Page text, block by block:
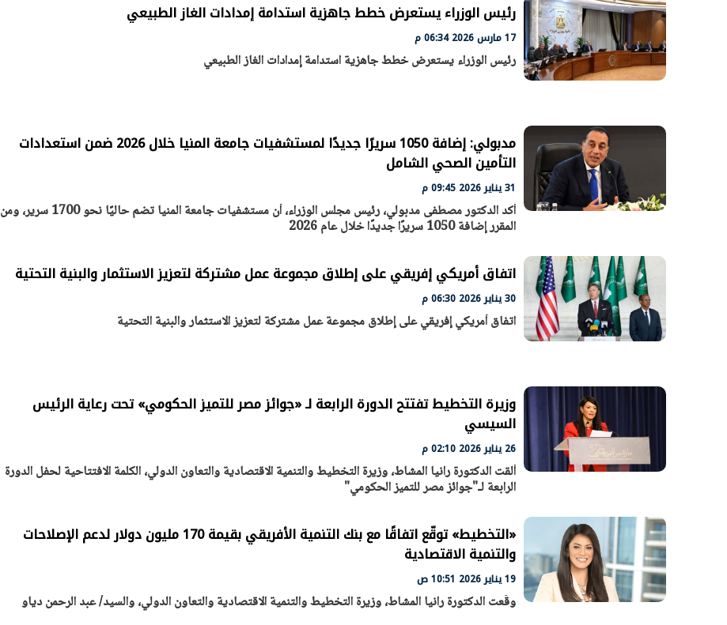
رئيس الوزراء يستعرض خطط جاهزية استدامة إمدادات الغاز الطبيعي
17 مارس 2026 06:34 م
رئيس الوزراء يستعرض خطط جاهزية استدامة إمدادات الغاز الطبيعي
مدبولي: إضافة 1050 سريرًا جديدًا لمستشفيات جامعة المنيا خلال 2026 ضمن استعدادات
التأمين الصحي الشامل
31 يناير 2026 09:45 م
أكد الدكتور مصطفى مدبولي، رئيس مجلس الوزراء، أن مستشفيات جامعة المنيا تضم حاليًا نحو 1700 سرير، ومن
المقرر إضافة 1050 سريرًا جديدًا خلال عام 2026
اتفاق أمريكي إفريقي على إطلاق مجموعة عمل مشتركة لتعزيز الاستثمار والبنية التحتية
30 يناير 2026 06:30 م
اتفاق أمريكي إفريقي على إطلاق مجموعة عمل مشتركة لتعزيز الاستثمار والبنية التحتية
وزيرة التخطيط تفتتح الدورة الرابعة لـ «جوائز مصر للتميز الحكومي» تحت رعاية الرئيس
السيسي
26 يناير 2026 02:10 م
ألقت الدكتورة رانيا المشاط، وزيرة التخطيط والتنمية الاقتصادية والتعاون الدولي، الكلمة الافتتاحية لحفل الدورة
الرابعة لـ"جوائز مصر للتميز الحكومي"
«التخطيط» توقّع اتفاقًا مع بنك التنمية الأفريقي بقيمة 170 مليون دولار لدعم الإصلاحات
والتنمية الاقتصادية
19 يناير 2026 10:51 ص
وقّعت الدكتورة رانيا المشاط، وزيرة التخطيط والتنمية الاقتصادية والتعاون الدولي، والسيد/ عبد الرحمن دياو
استمرار الأزمة في الشرق الأوسط
30 مارس 2026 05:06 م سكنية بالإيجار للمواطنين بوصفها مركزًا إقليميًّا للطاقة